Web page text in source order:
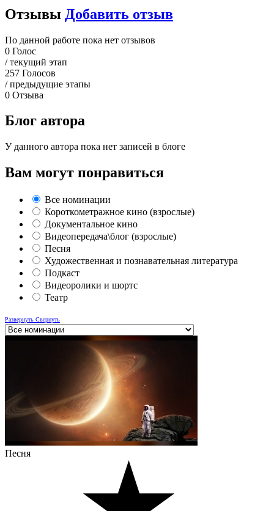
Отзывы Добавить отзыв
По данной работе пока нет отзывов
0 Голос
/ текущий этап
257 Голосов
/ предыдущие этапы
0 Отзыва
Блог автора
У данного автора пока нет записей в блоге
Вам могут понравиться
Все номинации
Короткометражное кино (взрослые)
Документальное кино
Видеопередача\блог (взрослые)
Песня
Художественная и познавательная литература
Подкаст
Видеоролики и шортс
Театр
Развернуть Свернуть
Песня